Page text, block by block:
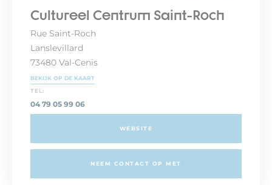
Cultureel Centrum Saint-Roch
Rue Saint-Roch
Lanslevillard
73480 Val-Cenis
BEKIJK OP DE KAART
TEL:
04 79 05 99 06
WEBSITE
NEEM CONTACT OP MET